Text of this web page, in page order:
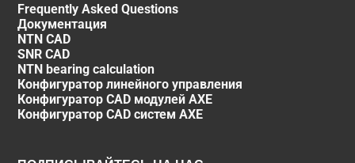
Frequently Asked Questions
Документация
NTN CAD
SNR CAD
NTN bearing calculation
Конфигуратор линейного управления
Конфигуратор CAD модулей AXE
Конфигуратор CAD систем AXE